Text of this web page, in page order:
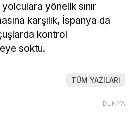
yönelik sınır
karşılık, İspanya da
kontrol
soktu.
TÜM YAZILARI
DÜNYA